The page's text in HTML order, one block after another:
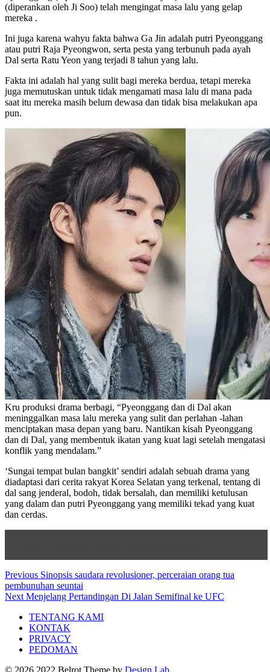
(diperankan oleh Ji Soo) telah mengingat masa lalu yang gelap
mereka .
Ini juga karena wahyu fakta bahwa Ga Jin adalah putri Pyeonggang
atau putri Raja Pyeongwon, serta pesta yang terbunuh pada ayah
Dal serta Ratu Yeon yang terjadi 8 tahun yang lalu.
Fakta ini adalah hal yang sulit bagi mereka berdua, tetapi mereka
juga memutuskan untuk tidak mengamati masa lalu di mana pada
saat itu mereka masih belum dewasa dan tidak bisa melakukan apa
pun.
Kru produksi drama berbagi, “Pyeonggang dan di Dal akan
meninggalkan masa lalu mereka yang sulit dan perlahan -lahan
menciptakan masa depan yang baru. Nantikan kisah Pyeonggang
dan di Dal, yang membentuk ikatan yang kuat lagi setelah mengatasi
konflik yang mendalam.”
‘Sungai tempat bulan bangkit’ sendiri adalah sebuah drama yang
diadaptasi dari cerita rakyat Korea Selatan yang terkenal, tentang di
dal sang jenderal, bodoh, tidak bersalah, dan memiliki ketulusan
yang dalam dan putri Pyeonggang yang memiliki tekad yang kuat
dan cerdas.
Post
navigation
PreviousPrevious
post:
Sinopsis saudara revolusioner, perceraian orang tua
pembunuhan seuntai
NextNext
Menjelang Pertandingan Di Jalan Semifinal ke UFC
TENTANG KAMI
KONTAK
PRIVACY
PEDOMAN
© 2026 2022 Belrot Theme by Design Lab